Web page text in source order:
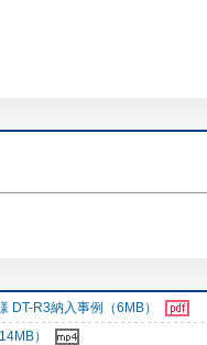
DT-R3納入事例（6MB）
）